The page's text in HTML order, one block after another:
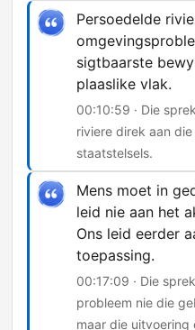
Persoedelde
sigtbaarste
plaaslike vlak.
00:10:59 · Die
riviere direk aan
staatstelsels.
Mens moet in
leid nie aan het
Ons leid eerder
toepassing.
00:17:09 · Die
probleem nie die
maar die uitvoering